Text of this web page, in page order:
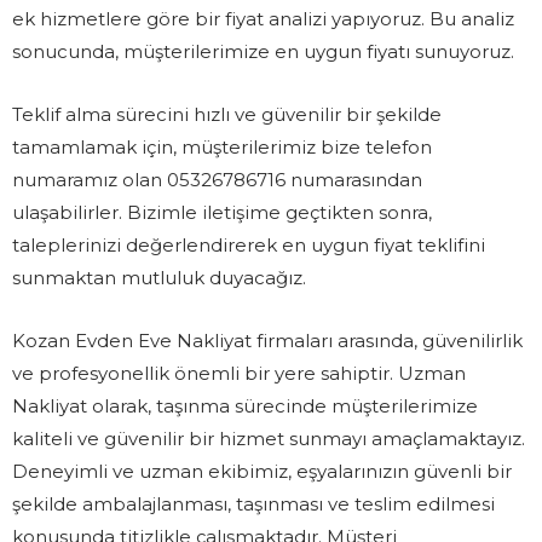
ek hizmetlere göre bir fiyat analizi yapıyoruz. Bu analiz
sonucunda, müşterilerimize en uygun fiyatı sunuyoruz.
Teklif alma sürecini hızlı ve güvenilir bir şekilde
tamamlamak için, müşterilerimiz bize telefon
numaramız olan 05326786716 numarasından
ulaşabilirler. Bizimle iletişime geçtikten sonra,
taleplerinizi değerlendirerek en uygun fiyat teklifini
sunmaktan mutluluk duyacağız.
Kozan Evden Eve Nakliyat firmaları arasında, güvenilirlik
ve profesyonellik önemli bir yere sahiptir. Uzman
Nakliyat olarak, taşınma sürecinde müşterilerimize
kaliteli ve güvenilir bir hizmet sunmayı amaçlamaktayız.
Deneyimli ve uzman ekibimiz, eşyalarınızın güvenli bir
şekilde ambalajlanması, taşınması ve teslim edilmesi
konusunda titizlikle çalışmaktadır. Müşteri